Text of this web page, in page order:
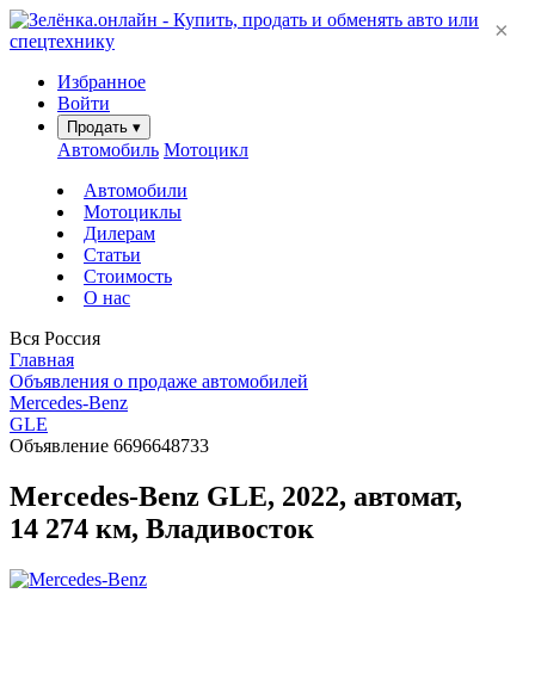
Избранное
Войти
Продать ▾
Автомобиль Мотоцикл
Автомобили
Мотоциклы
Дилерам
Статьи
Стоимость
О нас
Вся Россия
Главная
Объявления о продаже автомобилей
Mercedes-Benz
GLE
Объявление 6696648733
Mercedes-Benz GLE, 2022, автомат,
14 274 км, Владивосток
×